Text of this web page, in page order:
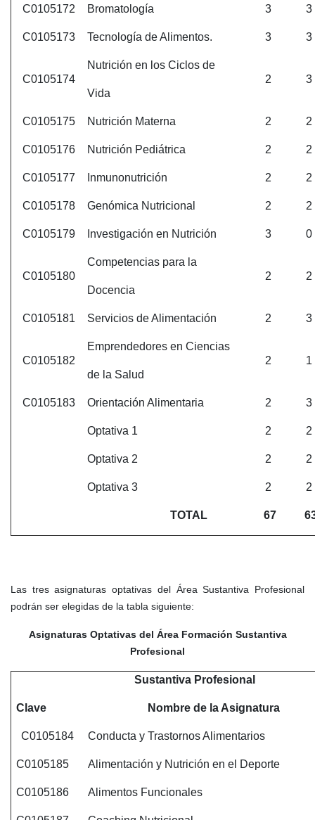
C0105172 Bromatología 3 3
C0105173 Tecnología de Alimentos. 3 3
C0105174
Nutrición en los Ciclos de
Vida
2 3
C0105175 Nutrición Materna 2 2
C0105176 Nutrición Pediátrica 2 2
C0105177 Inmunonutrición 2 2
C0105178 Genómica Nutricional 2 2
C0105179 Investigación en Nutrición 3 0
C0105180
Competencias para la
Docencia
2 2
C0105181 Servicios de Alimentación 2 3
C0105182
Emprendedores en Ciencias
de la Salud
2 1
C0105183 Orientación Alimentaria 2 3
Optativa 1 2 2
Optativa 2 2 2
Optativa 3 2 2
TOTAL 67
Las tres asignaturas optativas del Área Sustantiva Profesional
podrán ser elegidas de la tabla siguiente:
Asignaturas Optativas del Área Formación Sustantiva
Profesional
Sustantiva Profesional
Clave Nombre de la Asignatura
C0105184 Conducta y Trastornos Alimentarios
C0105185 Alimentación y Nutrición en el Deporte
C0105186 Alimentos Funcionales